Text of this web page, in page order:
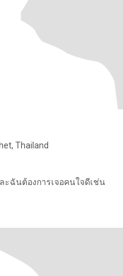
Thailand
ะฉันต้องการเจอคนใจดีเช่น